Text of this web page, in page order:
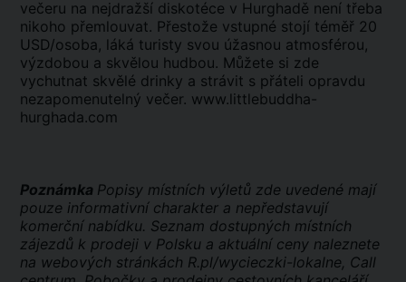
večeru na nejdražší diskotéce v Hurghadě není třeba
nikoho přemlouvat. Přestože vstupné stojí téměř 20
USD/osoba, láká turisty svou úžasnou atmosférou,
výzdobou a skvělou hudbou. Můžete si zde
vychutnat skvělé drinky a strávit s přáteli opravdu
nezapomenutelný večer. www.littlebuddha-
hurghada.com
Poznámka Popisy místních výletů zde uvedené mají
pouze informativní charakter a nepředstavují
komerční nabídku. Seznam dostupných místních
zájezdů k prodeji v Polsku a aktuální ceny naleznete
na webových stránkách R.pl/wycieczki-lokalne, Call